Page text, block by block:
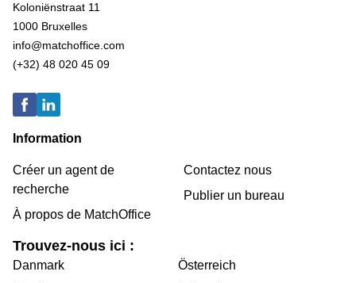
Koloniënstraat 11
1000 Bruxelles
info@matchoffice.com
(+32) 48 020 45 09
Information
Créer un agent de
recherche
À propos de MatchOffice
Contactez nous
Publier un bureau
Trouvez-nous ici :
Danmark
Österreich